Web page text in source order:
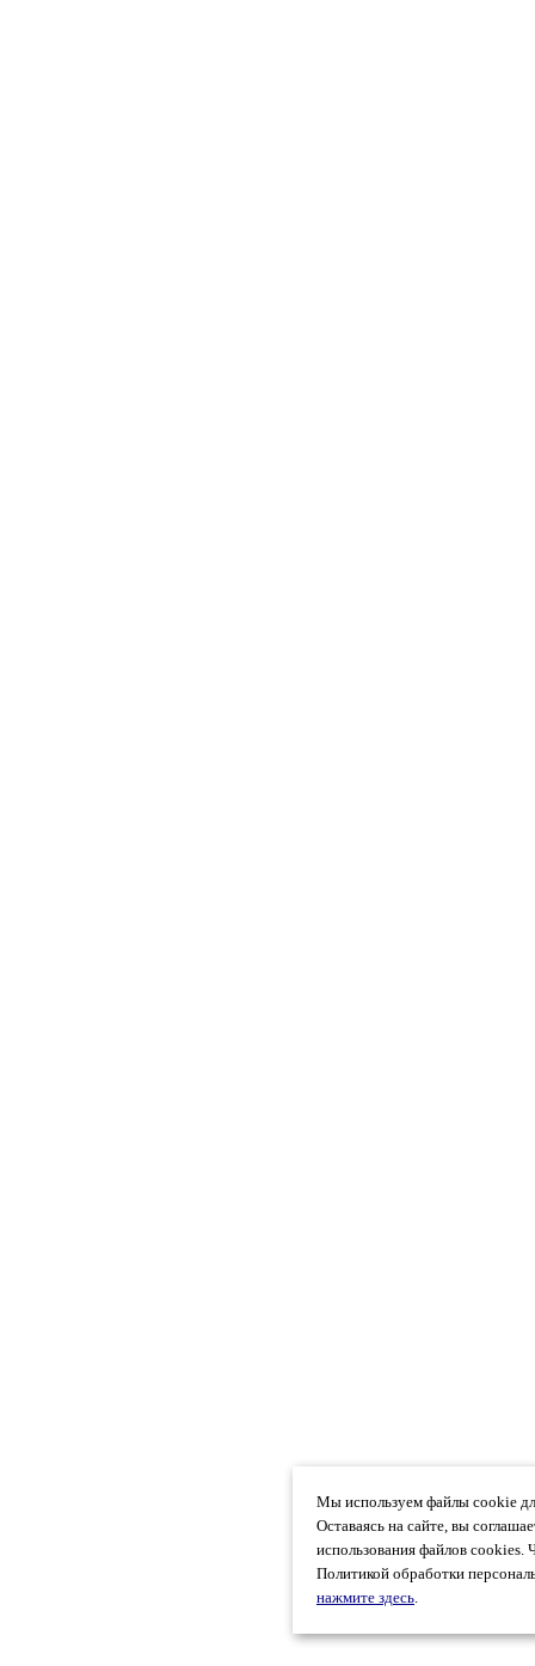
Мы используем файлы cookie
Оставаясь на сайте, вы
использования файлов cookies.
Политикой обработки
нажмите здесь.